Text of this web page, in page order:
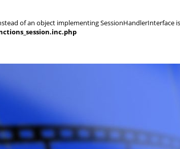
of an object implementing SessionHandlerInterface